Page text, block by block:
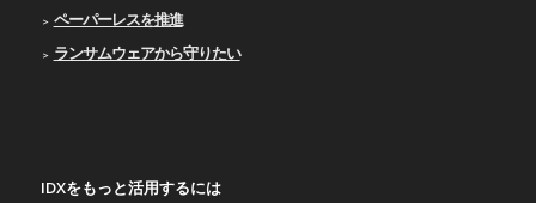
ペーパーレスを推進
ランサムウェアから守りたい
IDXをもっと活用するには